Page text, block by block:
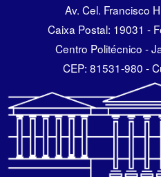
Av. Cel. Francisco
Caixa Postal: 19031 -
Centro Politécnico -
CEP: 81531-980 -